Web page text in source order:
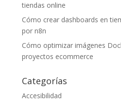
tiendas online
Cómo crear dashboards en
por n8n
Cómo optimizar imágenes
proyectos ecommerce
Categorías
Accesibilidad